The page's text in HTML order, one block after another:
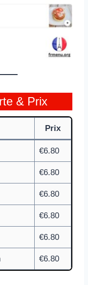
& Prix
Prix
€6.80
€6.80
€6.80
€6.80
€6.80
€6.80